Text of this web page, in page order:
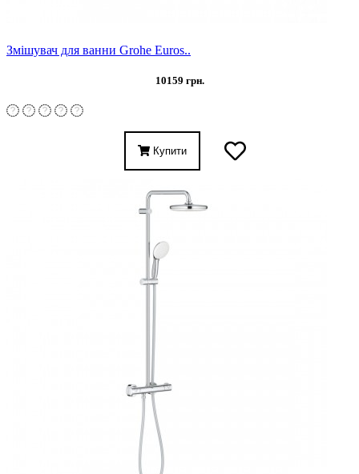
Змішувач для ванни Grohe Euros..
10159 грн.
Купити